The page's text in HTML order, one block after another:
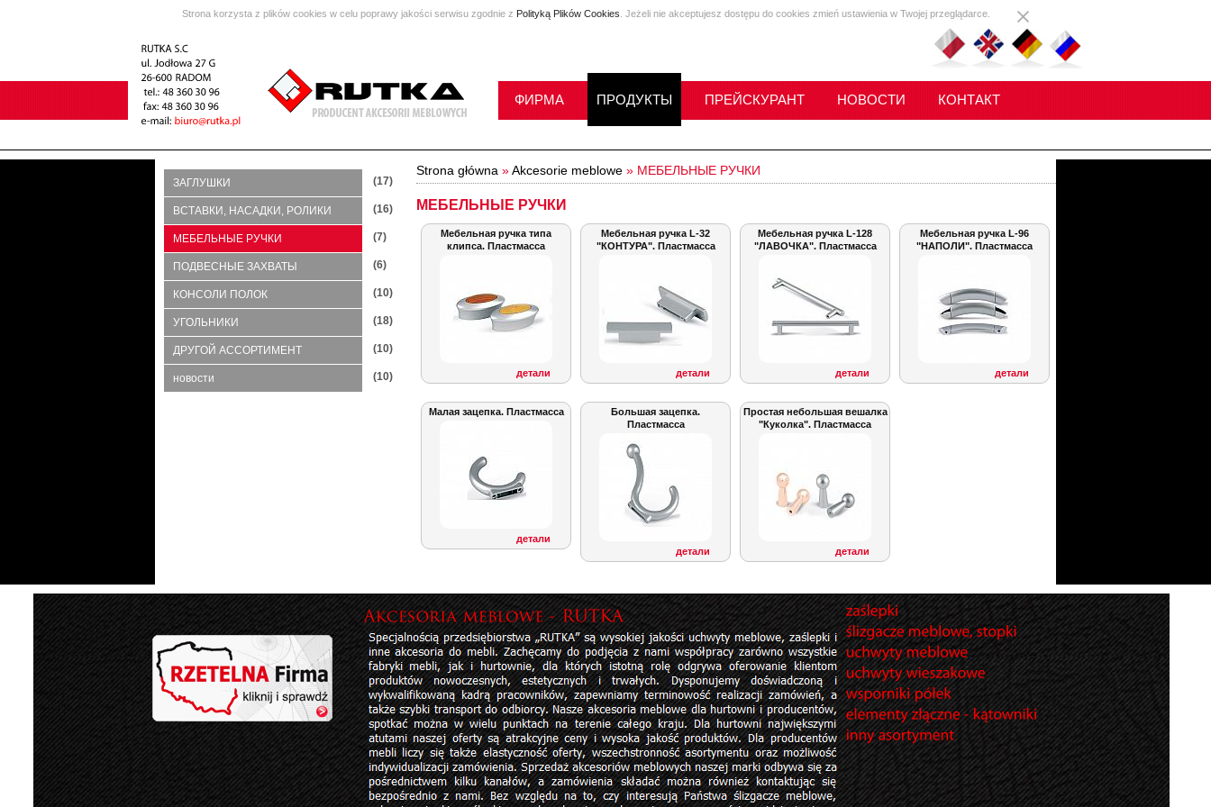
Strona korzysta z plików cookies w celu poprawy jakości serwisu zgodnie z Polityką Plików Cookies . Jeżeli nie akceptujesz dostępu do cookies zmień ustawienia w Twojej przeglądarce.
ФИРМА ПРОДУКТЫ ПРЕЙСКУРАНТ НОВОСТИ КОНТАКТ
ЗАГЛУШКИ (17)
ВСТАВКИ, НАСАДКИ, РОЛИКИ (16)
МЕБЕЛЬНЫЕ РУЧКИ (7)
ПОДВЕСНЫЕ ЗАХВАТЫ (6)
КОНСОЛИ ПОЛОК (10)
УГОЛЬНИКИ (18)
ДРУГОЙ АССОРТИМЕНТ (10)
новости (10)
Strona główna »Akcesorie meblowe » МЕБЕЛЬНЫЕ РУЧКИ
МЕБЕЛЬНЫЕ РУЧКИ
Мебельная ручка типа
клипса. Пластмасса
детали
Мебельная ручка L-32
"КОНТУРА". Пластмасса
детали
Мебельная ручка L-128
"ЛАВОЧКА". Пластмасса
детали
Мебельная ручка L-96
"НАПОЛИ". Пластмасса
детали
Малая зацепка. Пластмасса
детали
Большая зацепка.
Пластмасса
детали
Простая небольшая вешалка
"Куколка". Пластмасса
детали